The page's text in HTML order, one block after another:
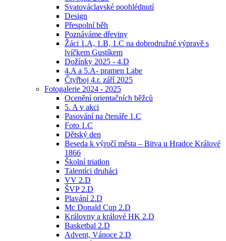
Svatováclavské poohlédnutí
Design
Přespolní běh
Poznáváme dřeviny
Žáci 1.A, 1.B, 1.C na dobrodružné výpravě s
lvíčkem Gustíkem
Dožínky 2025 - 4.D
4.A a 5.A- pramen Labe
Čtyřboj 4.r. září 2025
Fotogalerie 2024 - 2025
Ocenění orientačních běžců
5. A v akci
Pasování na čtenáře 1.C
Foto 1.C
Dětský den
Beseda k výročí města – Bitva u Hradce Králové
1866
Školní triatlon
Talentíci druháci
VV 2.D
ŠVP 2.D
Plavání 2.D
Mc Donald Cup 2.D
Královny a králové HK 2.D
Basketbal 2.D
Advent, Vánoce 2.D